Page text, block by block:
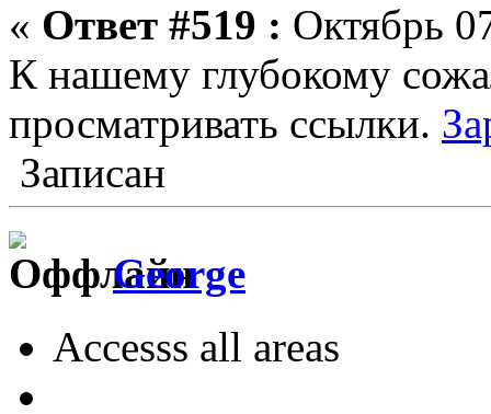
« Ответ #519 : Октябрь
К нашему глубокому
просматривать ссылки.
Записан
George
Accesss all areas